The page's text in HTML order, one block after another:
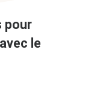
pour
le